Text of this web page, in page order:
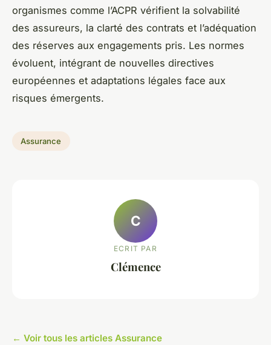
organismes comme l’ACPR vérifient la solvabilité
des assureurs, la clarté des contrats et l’adéquation
des réserves aux engagements pris. Les normes
évoluent, intégrant de nouvelles directives
européennes et adaptations légales face aux
risques émergents.
Assurance
C
ECRIT PAR
Clémence
← Voir tous les articles Assurance